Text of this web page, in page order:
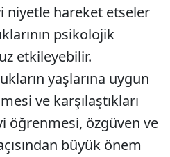
niyetle hareket etseler
psikolojik
etkileyebilir.
yaşlarına uygun
ve karşılaştıkları
öğrenmesi, özgüven ve
büyük önem